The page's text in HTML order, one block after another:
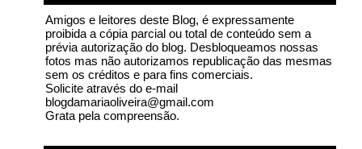
Amigos e leitores deste Blog, é expressamente
proibida a cópia parcial ou total de conteúdo sem a
prévia autorização do blog. Desbloqueamos nossas
fotos mas não autorizamos republicação das mesmas
sem os créditos e para fins comerciais.
Solicite através do e-mail
blogdamariaoliveira@gmail.com
Grata pela compreensão.